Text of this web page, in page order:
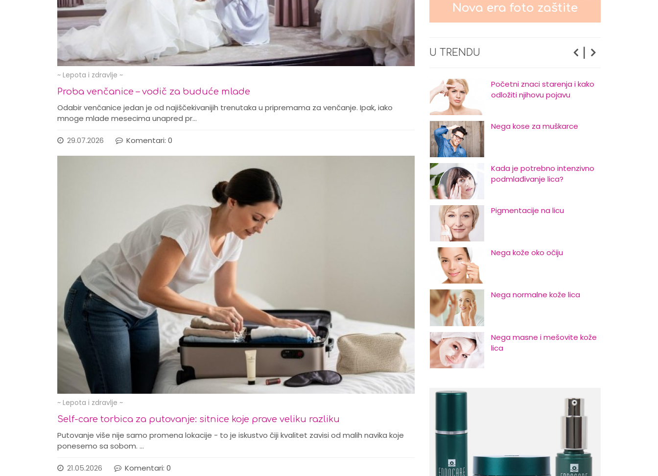
~ Lepota i zdravlje ~
Proba venčanice – vodič za buduće mlade
Odabir venčanice jedan je od najiščekivanijih trenutaka u pripremama za venčanje. Ipak, iako
mnoge mlade mesecima unapred pr…
29.07.2026 Komentari: 0
~ Lepota i zdravlje ~
Self-care torbica za putovanje: sitnice koje prave veliku razliku
Putovanje više nije samo promena lokacije - to je iskustvo čiji kvalitet zavisi od malih navika koje
ponesemo sa sobom. …
21.05.2026 Komentari: 0
Nova era foto zaštite
U TRENDU |
lica
Početni znaci starenja i kako
odložiti njihovu pojavu
Nega kose za muškarce
Kada je potrebno intenzivno
podmlađivanje lica?
Pigmentacije na licu
Nega kože oko očiju
Nega normalne kože lica
Nega masne i mešovite kože
lica
Nega kose za muškarce